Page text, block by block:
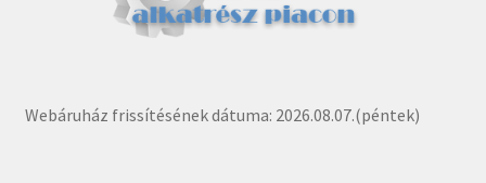
Webáruház frissítésének dátuma: 2026.08.07.(péntek)